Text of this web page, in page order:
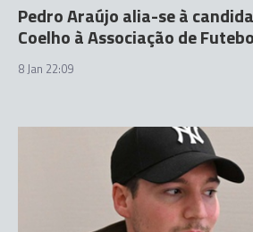
Pedro Araújo alia-se à
Coelho à Associação de
8 Jan 22:09